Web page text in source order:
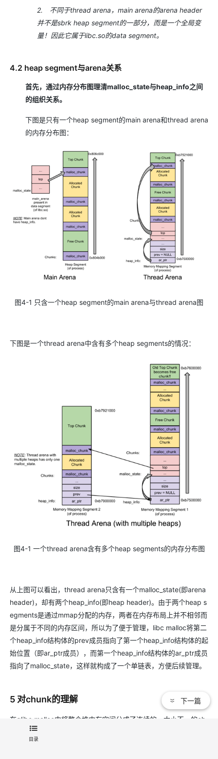
2. 不同于thread arena ， main arena的arena header
并不是sbrk heap segment的一部分，而是一个全局变
量！因此它属于libc.so的data segment。
4.2 heap segment与arena关系
首先，通过内存分布图理清malloc_state与heap_info之间
的组织关系。
下图是只有一个heap segment的main arena和thread arena
的内存分布图：
图4-1 只含一个heap segment的main arena与thread arena图
下图是一个thread arena中含有多个heap segments的情况：
图4-1 一个thread arena含有多个heap segments的内存分布图
从上图可以看出，thread arena只含有一个malloc_state(即arena
header)，却有两个heap_info(即heap header)。由于两个heap s
egments是通过mmap分配的内存，两者在内存布局上并不相邻而
是分属于不同的内存区间，所以为了便于管理，libc malloc将第二
个heap_info结构体的prev成员指向了第一个heap_info结构体的起
始位置（即ar_ptr成员），而第一个heap_info结构体的ar_ptr成员
指向了malloc_state，这样就构成了一个单链表，方便后续管理。
5 对chunk的理解
在glibc malloc中将整个堆内存空间分成了连续的、大小不一的ch
unk，即对于堆内存管理而言chunk就是最小操作单位。Chunk总
目录
下一篇